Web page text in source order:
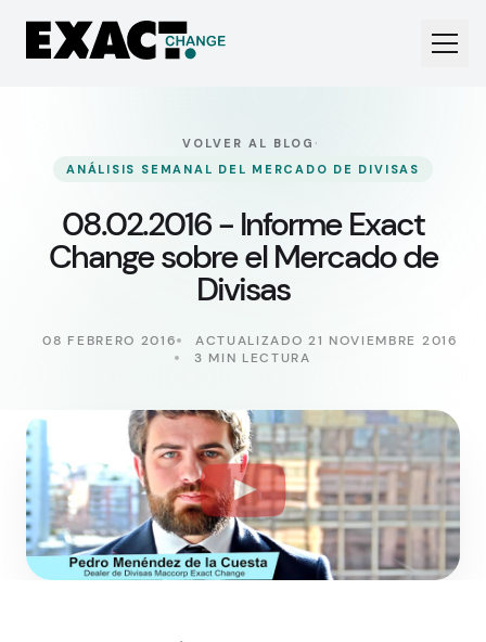
VOLVER AL BLOG ·
ANÁLISIS SEMANAL DEL MERCADO DE DIVISAS
08.02.2016 - Informe Exact
Change sobre el Mercado de
Divisas
08 FEBRERO 2016
ACTUALIZADO 21 NOVIEMBRE 2016
3 MIN LECTURA